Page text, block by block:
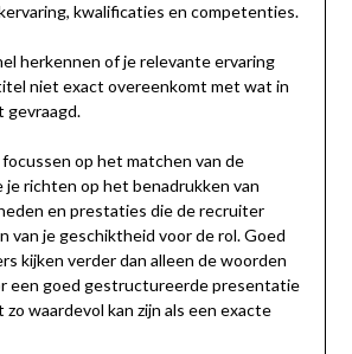
kwalificaties en competenties.
herkennen of je relevante ervaring
niet exact overeenkomt met wat in
gevraagd.
op het matchen van de
richten op het benadrukken van
en prestaties die de recruiter
van je geschiktheid voor de rol. Goed
kijken verder dan alleen de woorden
een goed gestructureerde presentatie
zo waardevol kan zijn als een exacte